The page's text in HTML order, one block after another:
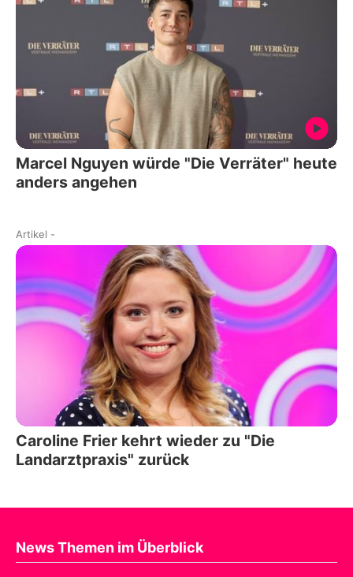
Marcel Nguyen würde "Die Verräter" heute
anders angehen
Artikel -
Caroline Frier kehrt wieder zu "Die
Landarztpraxis" zurück
News Themen im Überblick